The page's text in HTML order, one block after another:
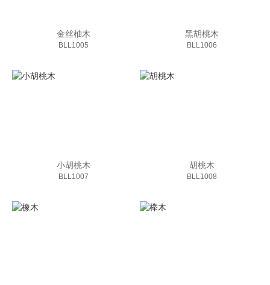
金丝柚木
BLL1005
黑胡桃木
BLL1006
小胡桃木
BLL1007
胡桃木
BLL1008